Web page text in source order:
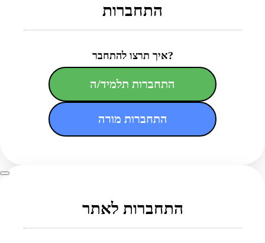
התחברות
איך תרצו להתחבר?
התחברות תלמיד/ה
התחברות מורה
התחברות לאתר